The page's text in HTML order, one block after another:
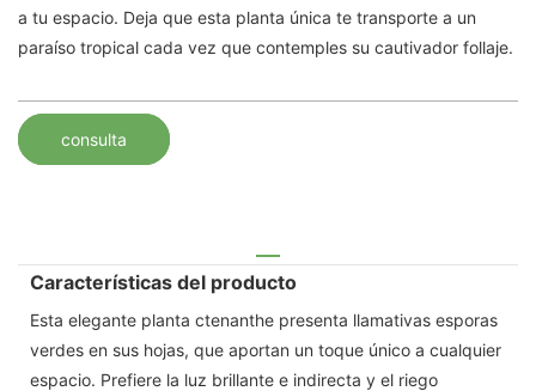
a tu espacio. Deja que esta planta única te transporte a un
paraíso tropical cada vez que contemples su cautivador follaje.
consulta
Características del producto
Esta elegante planta ctenanthe presenta llamativas esporas
verdes en sus hojas, que aportan un toque único a cualquier
espacio. Prefiere la luz brillante e indirecta y el riego